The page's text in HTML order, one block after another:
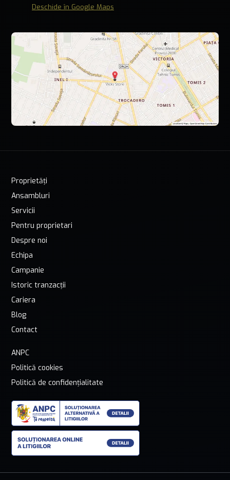
Deschide în Google Maps
Proprietăți
Ansambluri
Servicii
Pentru proprietari
Despre noi
Echipa
Campanie
Istoric tranzacții
Cariera
Blog
Contact
ANPC
Politică cookies
Politică de confidențialitate